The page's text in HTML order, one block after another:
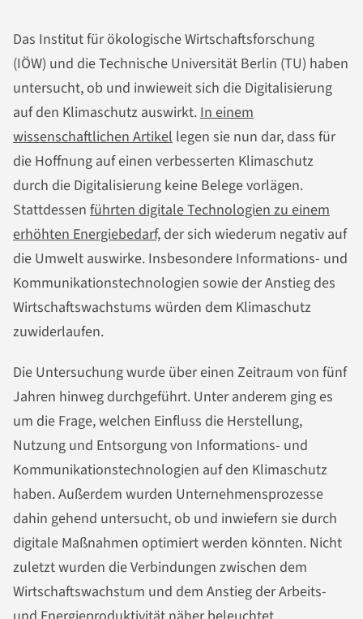
Das Institut für ökologische Wirtschaftsforschung
(IÖW) und die Technische Universität Berlin (TU) haben
untersucht, ob und inwieweit sich die Digitalisierung
auf den Klimaschutz auswirkt.In einem
wissenschaftlichen Artikel legen sie nun dar, dass für
die Hoffnung auf einen verbesserten Klimaschutz
durch die Digitalisierung keine Belege vorlägen.
Stattdessen führten digitale Technologien zu einem
erhöhten Energiebedarf, der sich wiederum negativ auf
die Umwelt auswirke. Insbesondere Informations- und
Kommunikationstechnologien sowie der Anstieg des
Wirtschaftswachstums würden dem Klimaschutz
zuwiderlaufen.
Die Untersuchung wurde über einen Zeitraum von fünf
Jahren hinweg durchgeführt. Unter anderem ging es
um die Frage, welchen Einfluss die Herstellung,
Nutzung und Entsorgung von Informations- und
Kommunikationstechnologien auf den Klimaschutz
haben. Außerdem wurden Unternehmensprozesse
dahin gehend untersucht, ob und inwiefern sie durch
digitale Maßnahmen optimiert werden könnten. Nicht
zuletzt wurden die Verbindungen zwischen dem
Wirtschaftswachstum und dem Anstieg der Arbeits-